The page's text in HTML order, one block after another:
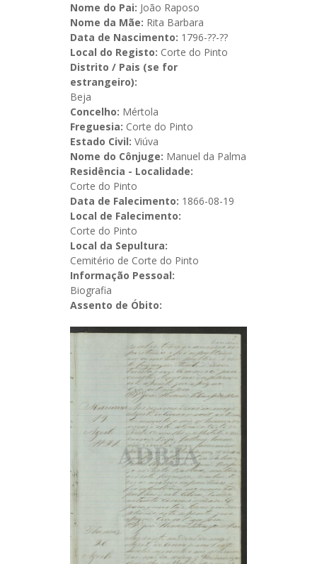
Nome do Pai: João Raposo
Nome da Mãe: Rita Barbara
Data de Nascimento: 1796-??-??
Local do Registo: Corte do Pinto
Distrito / Pais (se for
estrangeiro):
Beja
Concelho: Mértola
Freguesia: Corte do Pinto
Estado Civil: Viúva
Nome do Cônjuge: Manuel da Palma
Residência - Localidade:
Corte do Pinto
Data de Falecimento: 1866-08-19
Local de Falecimento:
Corte do Pinto
Local da Sepultura:
Cemitério de Corte do Pinto
Informação Pessoal:
Biografia
Assento de Óbito: